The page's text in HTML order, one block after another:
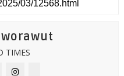
TIMES